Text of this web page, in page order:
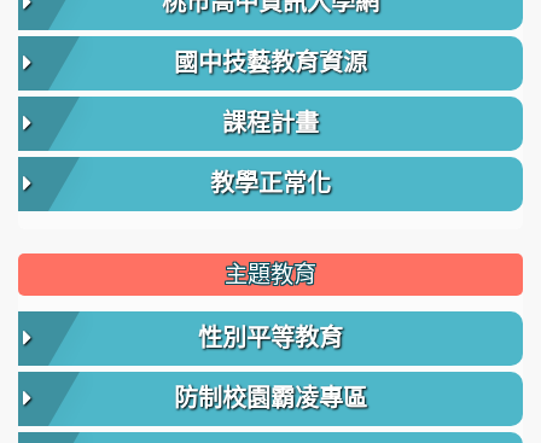
國中技藝教育資源
課程計畫
教學正常化
主題教育
性別平等教育
防制校園霸凌專區